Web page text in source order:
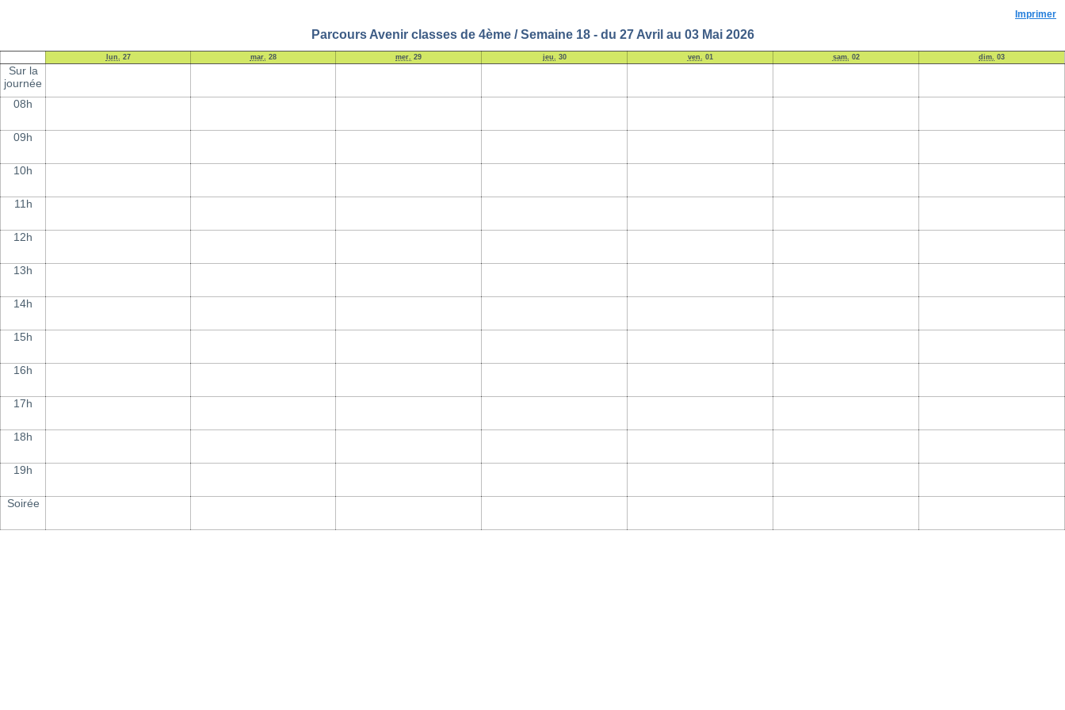
Imprimer
Parcours Avenir classes de 4ème / Semaine 18 - du 27 Avril au 03 Mai 2026
lun. 27 mar. 28 mer. 29 jeu. 30 ven. 01 sam. 02 dim. 03
Sur la
journée
08h
09h
10h
11h
12h
13h
14h
15h
16h
17h
18h
19h
Soirée